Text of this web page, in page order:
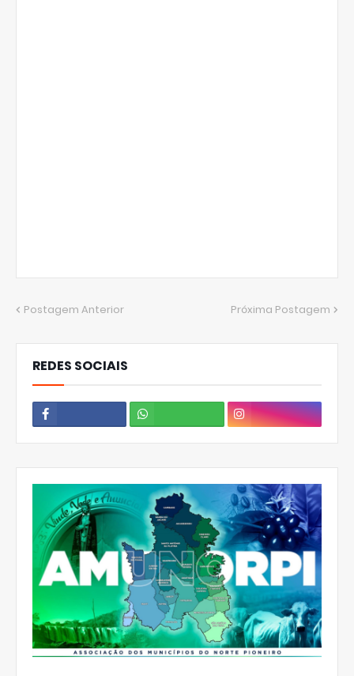
Postagem Anterior Próxima Postagem
REDES SOCIAIS